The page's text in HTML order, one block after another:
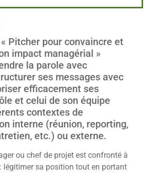
Pitcher pour convaincre et
impact managérial »
la parole avec
ses messages avec
efficacement ses
et celui de son équipe
contextes de
interne (réunion, reporting,
etc.) ou externe.
ou chef de projet est confronté à
légitimer sa position tout en portant